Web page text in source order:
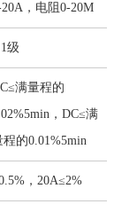
20A，电阻0-20M
级
满量程的
，DC≤满
程的0.01%5min
，20A≤2%